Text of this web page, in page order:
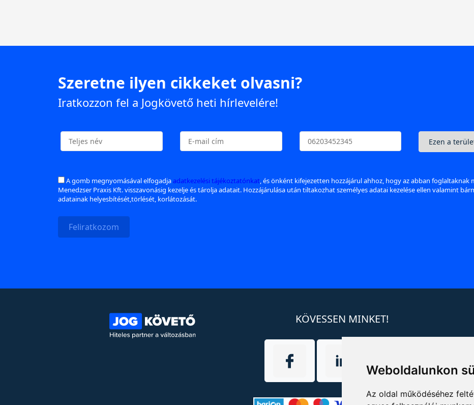
Weboldalunkon
Az oldal működéséhez
Szeretne ilyen cikkeket olvasni?
Iratkozzon fel a Jogkövető heti hírlevelére!
A gomb megnyomásával elfogadjaadatkezelési tájékoztatónkat, és önként kifejezetten hozzájárul ahhoz, hogy az abban foglaltaknak
Menedzser Praxis Kft. visszavonásig kezelje és tárolja adatait. Hozzájárulása után tiltakozhat személyes adatai kezelése ellen valamint
adatainak helyesbítését,törlését, korlátozását.
Feliratkozom
KÖVESSEN MINKET!